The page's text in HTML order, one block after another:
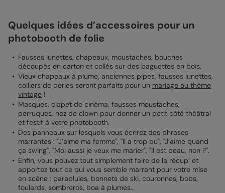
Quelques idées d’accessoires pour un
photobooth de folie
Fausses lunettes, chapeaux, moustaches, bouches
découpés en carton et collés sur des baguettes en bois.
Vieux chapeaux à plume, anciennes pipes, fausses lunettes,
colliers de perles seront parfaits pour un mariage au thème
vintage !
Masques, clapet de cinéma, fausses moustaches,
perruques, nez de clown pour donner un petit côté théâtral
et festif à votre photobooth.
Des panneaux sur lesquels vous écrirez des phrases
marrantes : "J’aime ma femme", "Il a trop bu", "J’aime quand
ça swing", "Moi aussi je veux me marier", "Il est beau, non ?".
Enfin, vous pouvez tout simplement faire de la récup’ et
apportez tout ce qui vous semble marrant pour votre mise
en scène : parapluies, bonnets de ski, couronnes, bobs,
foulards, sombreros, boa à plumes…